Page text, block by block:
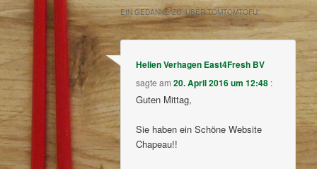
EIN GEDANKE ZU “ÜBER TOMTOMTOFU”
Helien Verhagen East4Fresh BV
sagte am 20. April 2016 um 12:48 :
Guten Mittag,
Sie haben ein Schöne Website
Chapeau!!